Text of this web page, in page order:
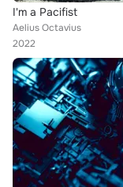
I'm a Pacifist
Aelius Octavius
2022